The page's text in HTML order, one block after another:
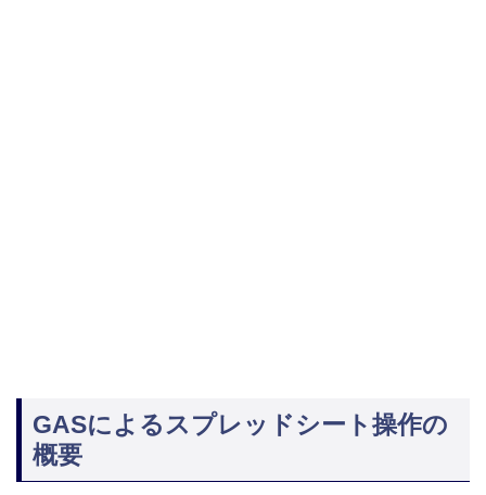
GASによるスプレッドシート操作の
概要